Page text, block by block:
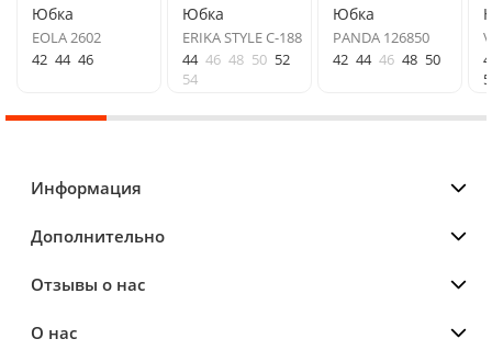
Юбка
EOLA 2602
42 44 46
Юбка
ERIKA STYLE С-188
44 46 48 50 52
54
Юбка
PANDA 126850
42 44 46 48 50
Информация
Дополнительно
Отзывы о нас
О нас